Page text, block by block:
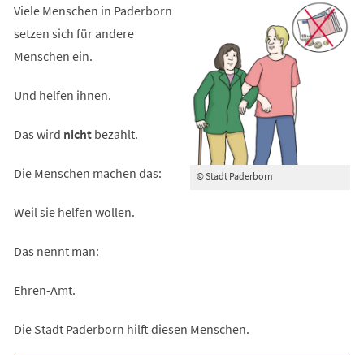
© Stadt Paderborn
Viele Menschen in Paderborn
setzen sich für andere
Menschen ein.
Und helfen ihnen.
Das wird nichtbezahlt.
Die Menschen machen das:
Weil sie helfen wollen.
Das nennt man:
Ehren-Amt.
Die Stadt Paderborn hilft diesen Menschen.